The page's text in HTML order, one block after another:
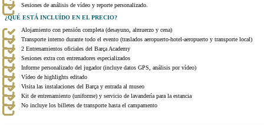
Sesiones de análisis de vídeo y reporte personalizado.
¿QUÉ ESTÁ INCLUÍDO EN EL PRECIO?
Alojamiento con pensión completa (desayuno, almuerzo y cena)
Transporte interno durante todo el evento (traslados aeropuerto-hotel-aeropuerto y transporte local)
2 Entrenamientos oficiales del Barça Academy
Sesiones extra con entrenadores especializados
Informe personalizado del jugador (incluye datos GPS, análisis por vídeo)
Vídeo de highlights editado
Visita las instalaciones del Barça y entrada al museo
Kit de entrenamiento (uniforme) y servicio de lavandería para la estancia
No incluye los billetes de transporte hasta el campamento